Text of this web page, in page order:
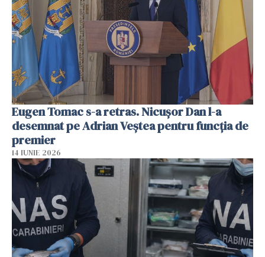
Eugen Tomac s-a retras. Nicușor Dan l-a
desemnat pe Adrian Veștea pentru funcția de
premier
14 IUNIE 2026